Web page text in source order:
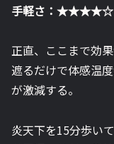
手軽さ：★★★★☆
正直、ここまで効
遮るだけで体感温
が激減する。
炎天下を15分歩い